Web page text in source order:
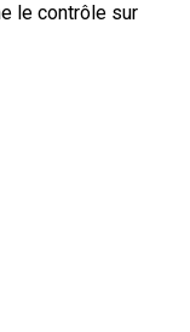
le contrôle sur